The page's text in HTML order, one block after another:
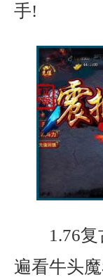
手!
1.76复
遍看牛头